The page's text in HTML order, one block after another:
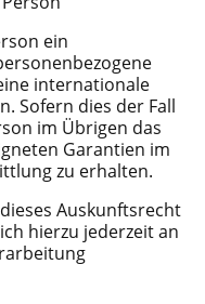
ein
internationale
Sofern dies der Fall
im Übrigen das
Garantien im
zu erhalten.
Auskunftsrecht
hierzu jederzeit an